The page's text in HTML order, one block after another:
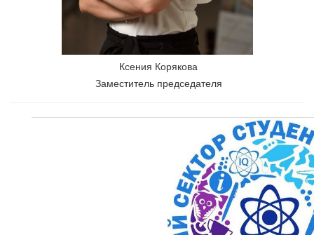
Ксения Корякова
Заместитель председателя